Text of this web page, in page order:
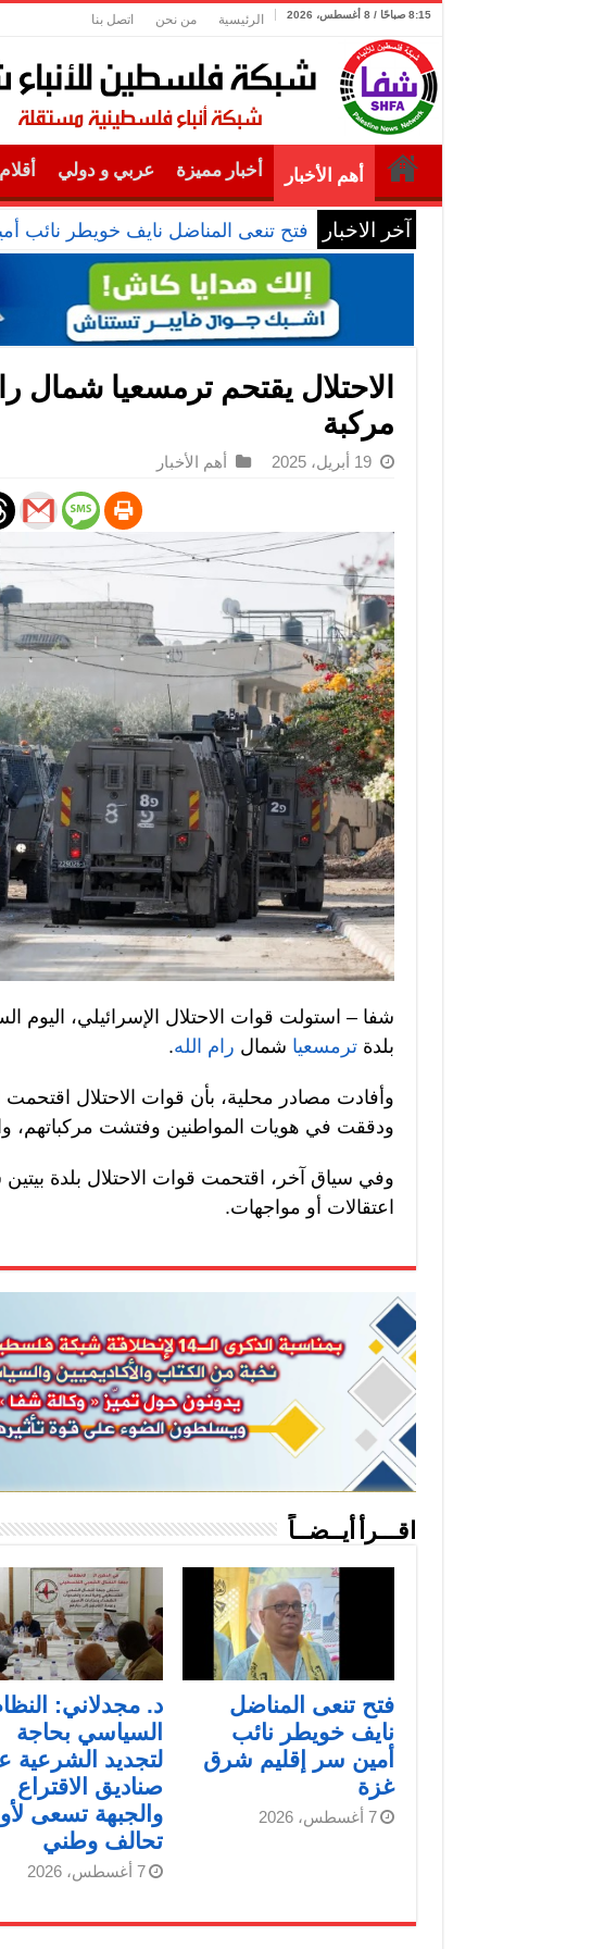
8:15 صباحًا / 8 أغسطس، 2026 الرئيسية من نحن اتصل بنا
أهم الأخبار أخبار مميزة عربي و دولي
آخر الاخبار فتح تنعى المناضل نايف خويطر نائب
الاحتلال يقتحم ترمسعيا شمال
مركبة
19 أبريل، 2025 أهم الأخبار
شفا – استولت قوات الاحتلال الإسرائيلي، اليوم
بلدةترمسعيا شمال رام الله.
وأفادت مصادر محلية، بأن قوات الاحتلال اقتحمت
ودققت في هويات المواطنين وفتشت مركباتهم،
وفي سياق آخر، اقتحمت قوات الاحتلال بلدة
اعتقالات أو مواجهات.
اقـــرأ أيــضــاً
فتح تنعى المناضل
نايف خويطر نائب
أمين سر إقليم شرق
غزة
7 أغسطس، 2026
د. مجدلاني:
السياسي بحاجة
لتجديد الشرعية
صناديق الاقتراع
والجبهة تسعى
تحالف وطني
7 أغسطس، 2026